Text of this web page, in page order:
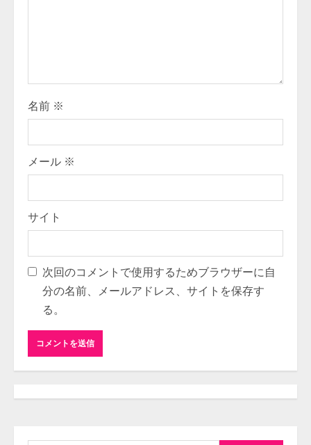
名前 ※
メール ※
サイト
次回のコメントで使用するためブラウザーに自
分の名前、メールアドレス、サイトを保存す
る。